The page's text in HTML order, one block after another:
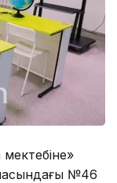
№46